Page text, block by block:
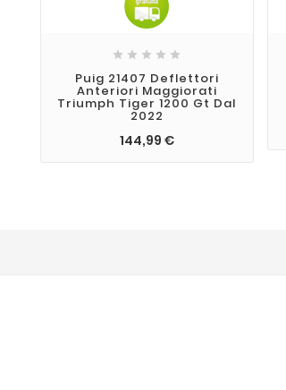
    
Puig 21407 Deflettori
Anteriori Maggiorati
Triumph Tiger 1200 Gt Dal
2022
144,99 €